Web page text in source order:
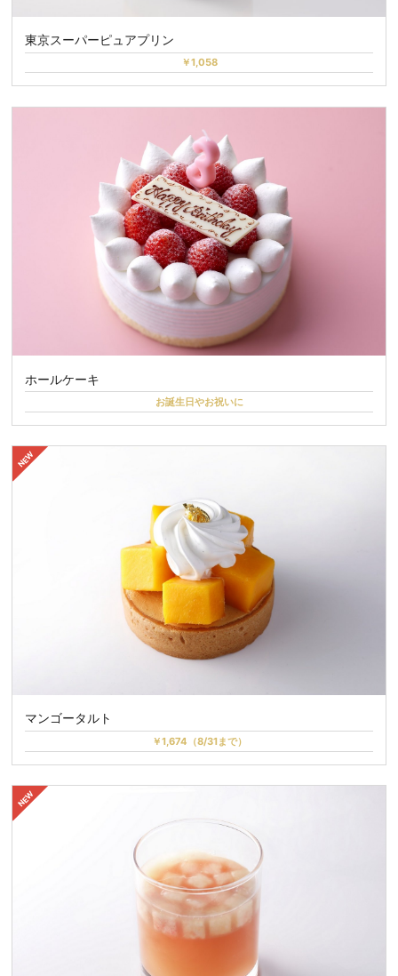
東京スーパーピュアプリン
￥1,058
ホールケーキ
お誕生日やお祝いに
マンゴータルト
￥1,674（8/31まで）